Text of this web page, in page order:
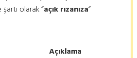
olarak “açık rızanıza”
Açıklama